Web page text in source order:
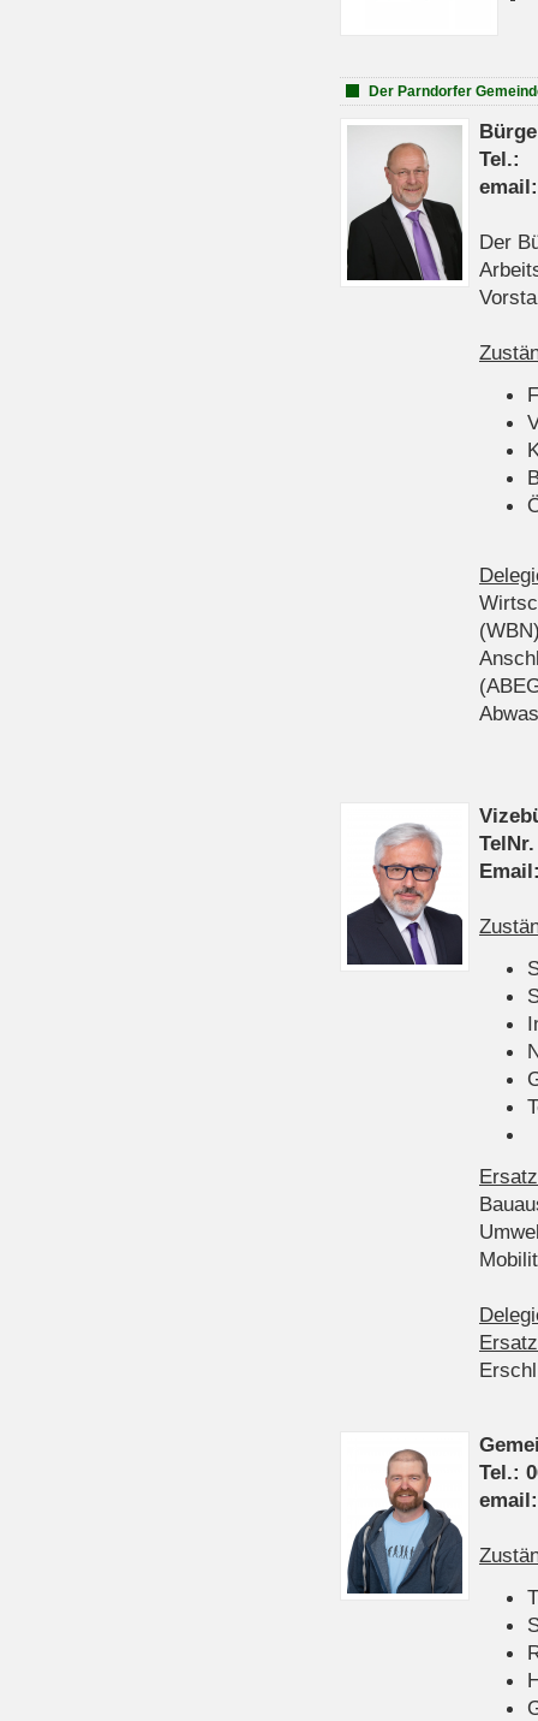
Der Parndorfer
Der
Tel.: